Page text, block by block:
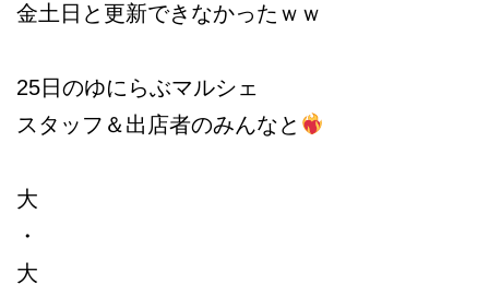
金土日と更新できなかったｗｗ
25日のゆにらぶマルシェ
スタッフ＆出店者のみんなと
大
・
大